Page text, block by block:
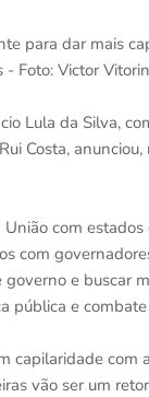
para dar mais
Foto: Victor
Lula da Silva,
Costa,
com
com
e buscar
pública e
capilaridade com
vão ser um